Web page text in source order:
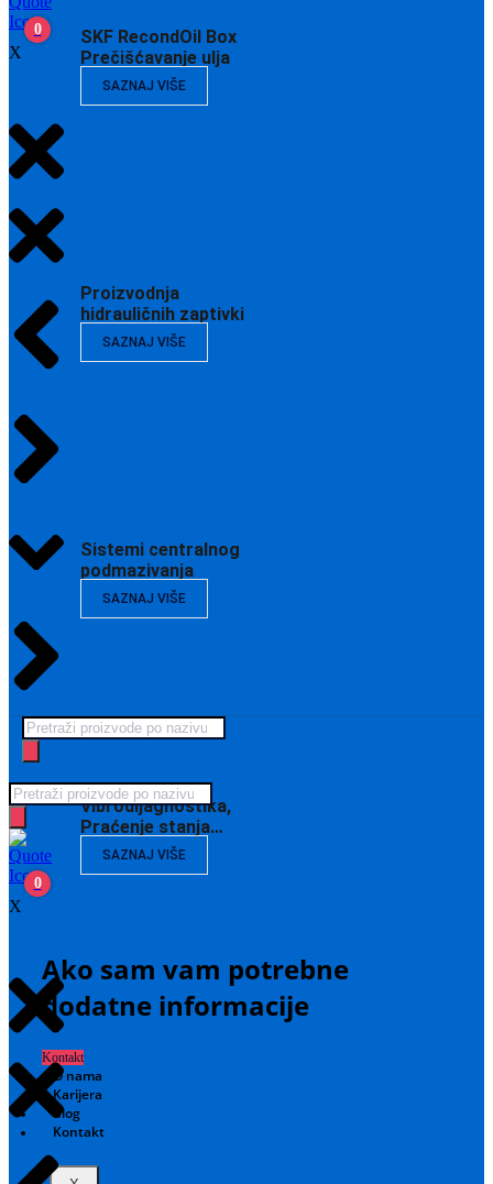
SKF RecondOil Box
Prečišćavanje ulja
SAZNAJ VIŠE
Proizvodnja
hidrauličnih zaptivki
SAZNAJ VIŠE
Sistemi centralnog
podmazivanja
SAZNAJ VIŠE
Vibrodijagnostika,
Praćenje stanja…
SAZNAJ VIŠE
Ako sam vam potrebne
dodatne informacije
Kontakt
O nama
Karijera
Blog
Kontakt
0
X
Products
search
Products
search
0
X